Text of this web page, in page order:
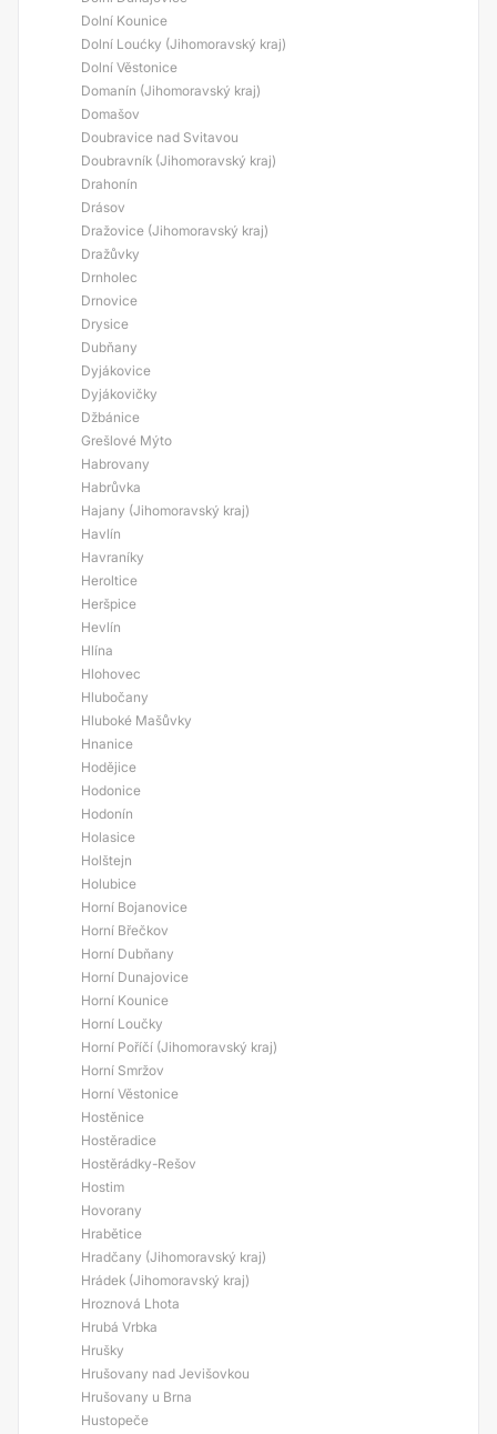
Dolní Kounice
Dolní Loućky (Jihomoravský kraj)
Dolní Věstonice
Domanín (Jihomoravský kraj)
Domašov
Doubravice nad Svitavou
Doubravník (Jihomoravský kraj)
Drahonín
Drásov
Dražovice (Jihomoravský kraj)
Dražůvky
Drnholec
Drnovice
Drysice
Dubňany
Dyjákovice
Dyjákovičky
Džbánice
Grešlové Mýto
Habrovany
Habrůvka
Hajany (Jihomoravský kraj)
Havlín
Havraníky
Heroltice
Heršpice
Hevlín
Hlína
Hlohovec
Hlubočany
Hluboké Mašůvky
Hnanice
Hodějice
Hodonice
Hodonín
Holasice
Holštejn
Holubice
Horní Bojanovice
Horní Břečkov
Horní Dubňany
Horní Dunajovice
Horní Kounice
Horní Loučky
Horní Poříčí (Jihomoravský kraj)
Horní Smržov
Horní Věstonice
Hostěnice
Hostěradice
Hostěrádky-Rešov
Hostim
Hovorany
Hrabětice
Hradčany (Jihomoravský kraj)
Hrádek (Jihomoravský kraj)
Hroznová Lhota
Hrubá Vrbka
Hrušky
Hrušovany nad Jevišovkou
Hrušovany u Brna
Hustopeče